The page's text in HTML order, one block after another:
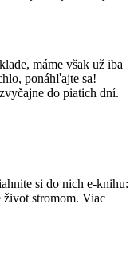
máme však už iba
ponáhľajte sa!
do piatich dní.
si do nich e-knihu:
život stromom. Viac